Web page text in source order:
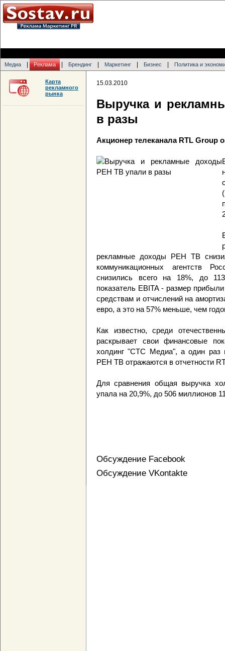
Медиа Реклама Брендинг Маркетинг Бизнес Политика и
15.03.2010
Выручка и
в разы
Акционер телеканала RTL Group
рекламные доходы РЕН ТВ
коммуникационных агентств
снизились всего на 18%, до
показатель EBITA - размер
средствам и отчислений на
евро, а это на 57% меньше, чем
Как известно, среди
раскрывает свои финансовые
холдинг "СТС Медиа", а один раз
РЕН ТВ отражаются в отчетности
Для сравнения общая выручка
упала на 20,9%, до 506 миллионов
Обсуждение Facebook
Обсуждение VKontakte
Карта
рекламного
рынка